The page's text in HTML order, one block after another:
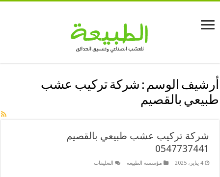
أرشيف الوسم : شركة تركيب عشب
طبيعي بالقصيم
شركة تركيب عشب طبيعي بالقصيم
0547737441
4 يناير، 2025 مؤسسة الطبيعه التعليقات